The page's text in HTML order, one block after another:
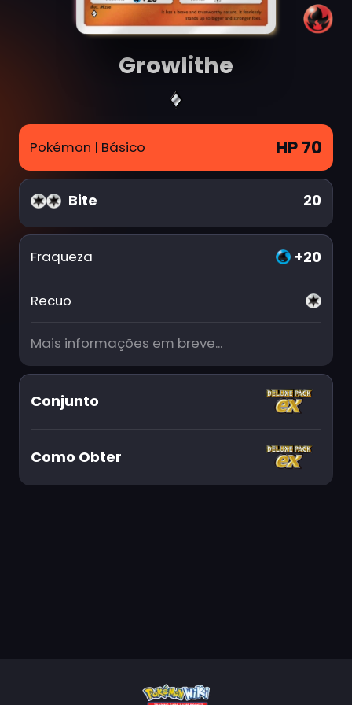
Growlithe
Pokémon | Básico HP 70
Bite 20
Fraqueza +20
Recuo
Mais informações em breve...
Conjunto
Como Obter